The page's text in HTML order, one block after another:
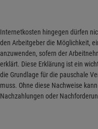
Internetkosten hingegen dürfen
den Arbeitgeber die Möglichkeit,
anzuwenden, sofern der
erklärt. Diese Erklärung ist ein
die Grundlage für die pauschale
muss. Ohne diese Nachweise
Nachzahlungen oder